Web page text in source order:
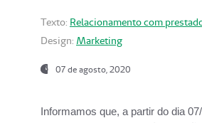
Texto: Relacionamento com
Design: Marketing
07 de agosto, 2020
Informamos que, a partir do dia